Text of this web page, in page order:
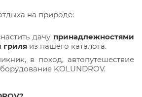
на природе:
дачу принадлежностями
гриля из нашего каталога.
в поход, автопутешествие
KOLUNDROV.